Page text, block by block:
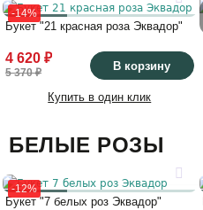
-14%
Букет "21 красная роза Эквадор"
4 620 ₽
5 370 ₽ В корзину
Купить в один клик
БЕЛЫЕ РОЗЫ
-12%
Букет "7 белых роз Эквадор"